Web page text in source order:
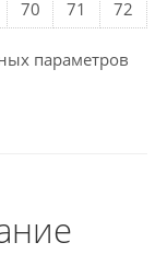
70 71 72
параметров